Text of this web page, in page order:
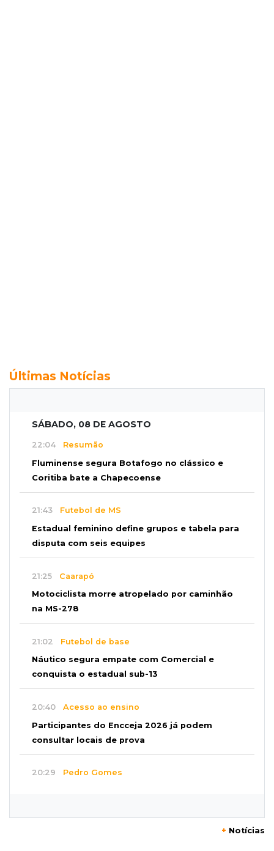
Últimas Notícias
SÁBADO, 08 DE AGOSTO
22:04 Resumão
Fluminense segura Botafogo no clássico e
Coritiba bate a Chapecoense
21:43 Futebol de MS
Estadual feminino define grupos e tabela para
disputa com seis equipes
21:25 Caarapó
Motociclista morre atropelado por caminhão
na MS-278
21:02 Futebol de base
Náutico segura empate com Comercial e
conquista o estadual sub-13
20:40 Acesso ao ensino
Participantes do Encceja 2026 já podem
consultar locais de prova
20:29 Pedro Gomes
+ Notícias